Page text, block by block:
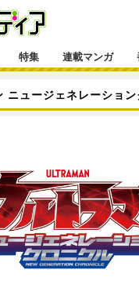
覧
覧
覧
特集 連載マンガ
ニュージェネレーショ